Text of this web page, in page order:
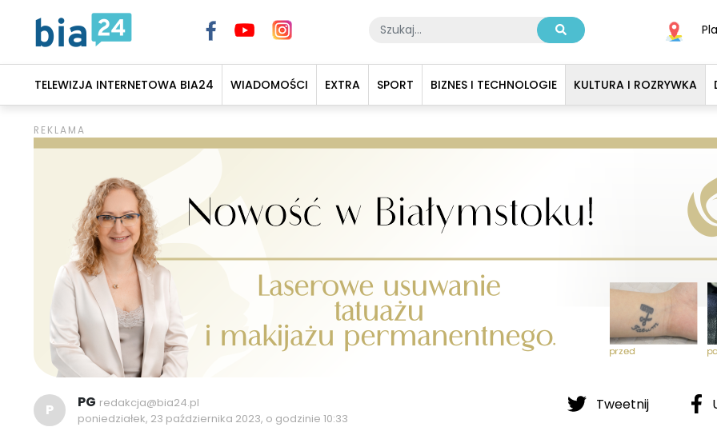
TELEWIZJA INTERNETOWA BIA24 WIADOMOŚCI EXTRA SPORT BIZNES I TECHNOLOGIE KULTURA I ROZRYWKA
Tweetnij
P PG redakcja@bia24.pl
poniedziałek, 23 października 2023, o godzinie 10:33